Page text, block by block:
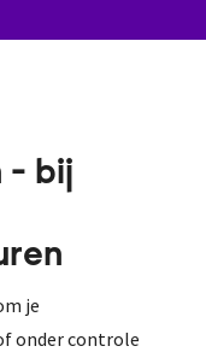
- bij
je
onder controle